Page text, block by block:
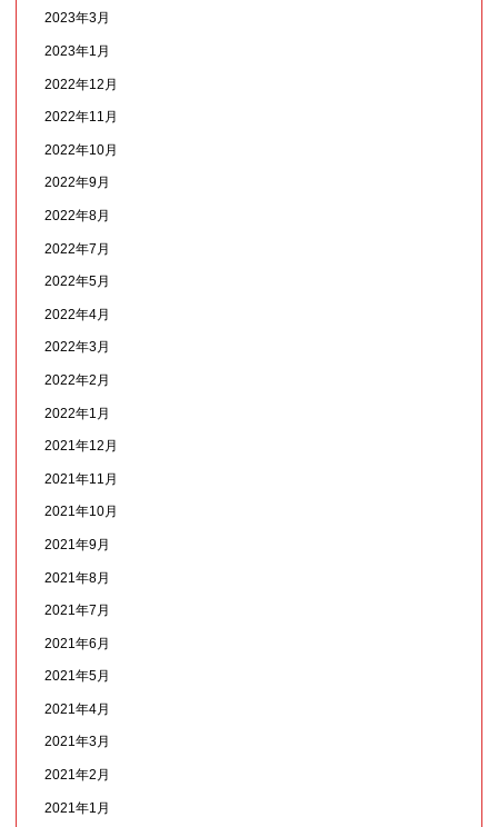
2023年3月
2023年1月
2022年12月
2022年11月
2022年10月
2022年9月
2022年8月
2022年7月
2022年5月
2022年4月
2022年3月
2022年2月
2022年1月
2021年12月
2021年11月
2021年10月
2021年9月
2021年8月
2021年7月
2021年6月
2021年5月
2021年4月
2021年3月
2021年2月
2021年1月